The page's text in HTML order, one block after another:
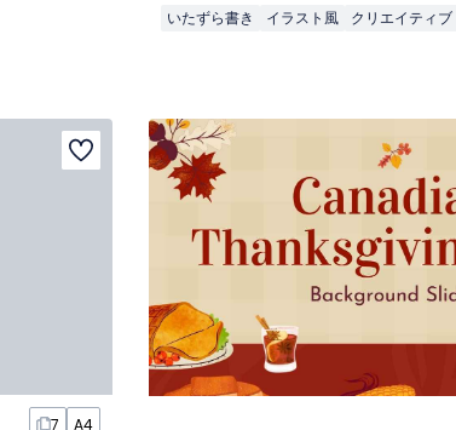
いたずら書き イラスト風 クリエイティブ
7 A4